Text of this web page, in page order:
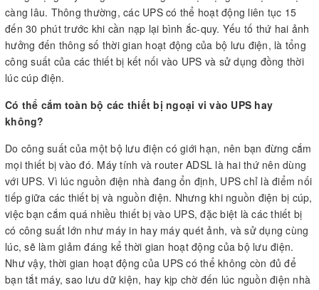
càng lâu. Thông thường, các UPS có thể hoạt động liên tục 15
đến 30 phút trước khi cần nạp lại bình ắc-quy. Yếu tố thứ hai ảnh
hưởng đến thông số thời gian hoạt động của bộ lưu điện, là tổng
công suất của các thiết bị kết nối vào UPS và sử dụng đồng thời
lúc cúp điện.
Có thể cắm toàn bộ các thiết bị ngoại vi vào UPS hay
không?
Do công suất của một bộ lưu điện có giới hạn, nên bạn đừng cắm
mọi thiết bị vào đó. Máy tính và router ADSL là hai thứ nên dùng
với UPS. Vì lúc nguồn điện nhà đang ổn định, UPS chỉ là điểm nối
tiếp giữa các thiết bị và nguồn điện. Nhưng khi nguồn điện bị cúp,
việc bạn cắm quá nhiều thiết bị vào UPS, đặc biệt là các thiết bị
có công suất lớn như máy in hay máy quét ảnh, và sử dụng cùng
lúc, sẽ làm giảm đáng kể thời gian hoạt động của bộ lưu điện.
Như vậy, thời gian hoạt động của UPS có thể không còn đủ để
bạn tắt máy, sao lưu dữ kiện, hay kịp chờ đến lúc nguồn điện nhà